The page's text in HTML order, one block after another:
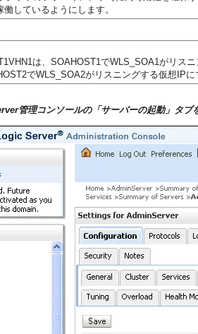
働しているようにします。
は、SOAHOST1でWLS_SOA1がリス
でWLS_SOA2がリスニングする仮想IP
管理コンソールの「サーバーの起動」タブ